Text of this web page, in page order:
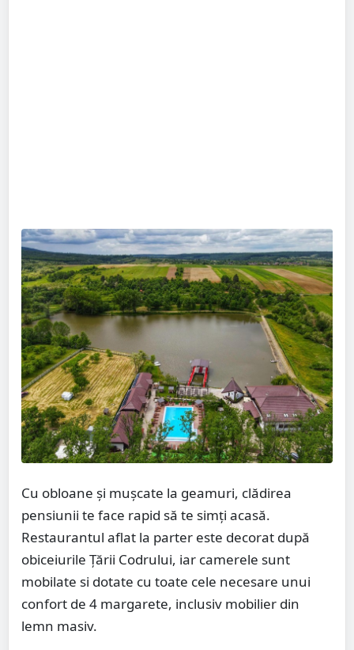
Cu obloane și mușcate la geamuri, clădirea
pensiunii te face rapid să te simți acasă.
Restaurantul aflat la parter este decorat după
obiceiurile Țării Codrului, iar camerele sunt
mobilate si dotate cu toate cele necesare unui
confort de 4 margarete, inclusiv mobilier din
lemn masiv.